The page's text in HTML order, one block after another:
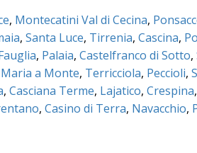
, Montecatini Val di Cecina,
, Santa Luce, Tirrenia, Cascina,
, Palaia, Castelfranco di Sotto,
a Monte, Terricciola, Peccioli,
, Casciana Terme, Lajatico, Crespina,
, Casino di Terra, Navacchio,